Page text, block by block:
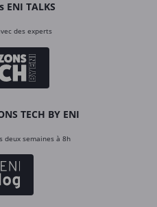
ENI TALKS
des experts
TECH BY ENI
deux semaines à 8h